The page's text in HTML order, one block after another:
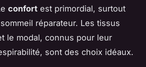
confort est primordial, surtout
réparateur. Les tissus
le modal, connus pour leur
sont des choix idéaux.